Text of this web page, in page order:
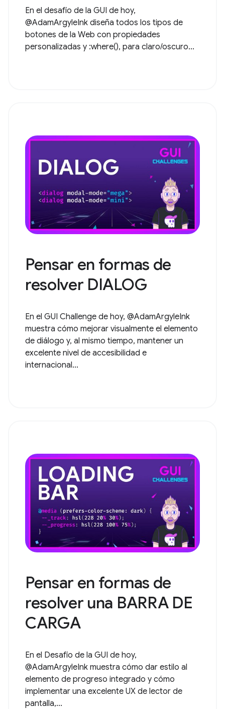
En el desafío de la GUI de hoy,
@AdamArgyleInk diseña todos los tipos de
botones de la Web con propiedades
personalizadas y :where(), para claro/oscuro...
Pensar en formas de
resolver DIALOG
En el GUI Challenge de hoy, @AdamArgyleInk
muestra cómo mejorar visualmente el elemento
de diálogo y, al mismo tiempo, mantener un
excelente nivel de accesibilidad e
internacional...
Pensar en formas de
resolver una BARRA DE
CARGA
En el Desafío de la GUI de hoy,
@AdamArgyleInk muestra cómo dar estilo al
elemento de progreso integrado y cómo
implementar una excelente UX de lector de
pantalla,...